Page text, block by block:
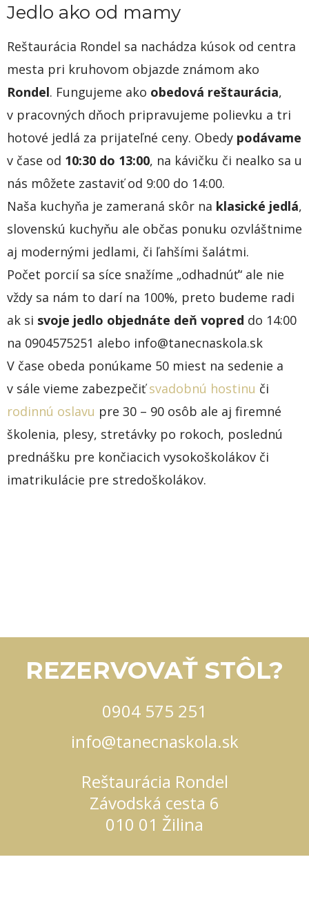
Jedlo ako od mamy
Reštaurácia Rondel sa nachádza kúsok od centra
mesta pri kruhovom objazde známom ako
Rondel. Fungujeme ako obedová reštaurácia,
v pracovných dňoch pripravujeme polievku a tri
hotové jedlá za prijateľné ceny. Obedy podávame
v čase od 10:30 do 13:00, na kávičku či nealko sa u
nás môžete zastaviť od 9:00 do 14:00.
Naša kuchyňa je zameraná skôr na klasické jedlá,
slovenskú kuchyňu ale občas ponuku ozvláštnime
aj modernými jedlami, či ľahšími šalátmi.
Počet porcií sa síce snažíme „odhadnúť“ ale nie
vždy sa nám to darí na 100%, preto budeme radi
ak si svoje jedlo objednáte deň vopred do 14:00
na 0904575251 alebo info@tanecnaskola.sk
V čase obeda ponúkame 50 miest na sedenie a
v sále vieme zabezpečiťsvadobnú hostinu či
rodinnú oslavu pre 30 – 90 osôb ale aj firemné
školenia, plesy, stretávky po rokoch, poslednú
prednášku pre končiacich vysokoškolákov či
imatrikulácie pre stredoškolákov.
REZERVOVAŤ STÔL?
0904 575 251
info@tanecnaskola.sk
Reštaurácia Rondel
Závodská cesta 6
010 01 Žilina